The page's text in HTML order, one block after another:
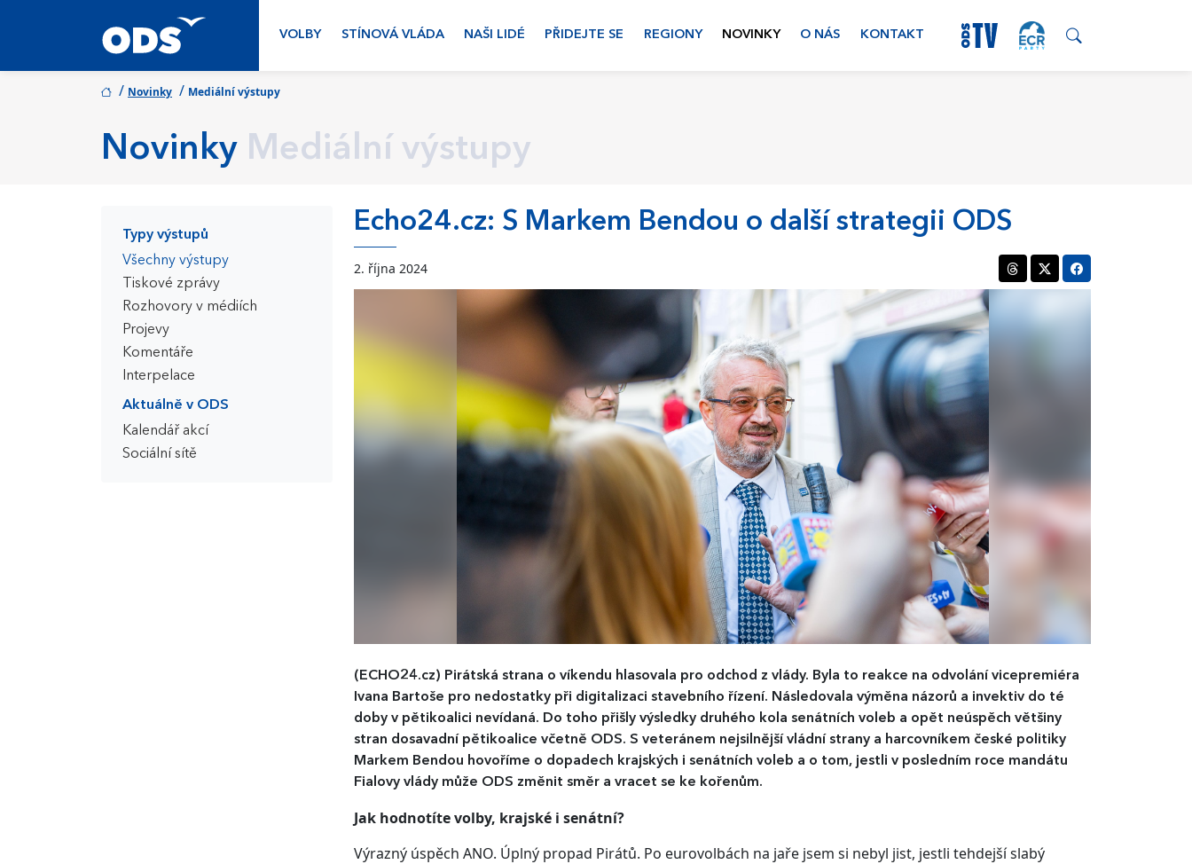
VOLBY STÍNOVÁ VLÁDA NAŠI LIDÉ PŘIDEJTE SE REGIONY NOVINKY O NÁS KONTAKT
/ Novinky / Mediální výstupy
Novinky Mediální výstupy
Typy výstupů
Všechny výstupy
Tiskové zprávy
Rozhovory v médiích
Projevy
Komentáře
Interpelace
Aktuálně v ODS
Kalendář akcí
Sociální sítě
Echo24.cz: S Markem Bendou o další strategii ODS
2. října 2024
(ECHO24.cz) Pirátská strana o víkendu hlasovala pro odchod z vlády. Byla to reakce na odvolání vicepremiéra
Ivana Bartoše pro nedostatky při digitalizaci stavebního řízení. Následovala výměna názorů a invektiv do té
doby v pětikoalici nevídaná. Do toho přišly výsledky druhého kola senátních voleb a opět neúspěch většiny
stran dosavadní pětikoalice včetně ODS. S veteránem nejsilnější vládní strany a harcovníkem české politiky
Markem Bendou hovoříme o dopadech krajských i senátních voleb a o tom, jestli v posledním roce mandátu
Fialovy vlády může ODS změnit směr a vracet se ke kořenům.
Jak hodnotíte volby, krajské i senátní?
Výrazný úspěch ANO. Úplný propad Pirátů. Po eurovolbách na jaře jsem si nebyl jist, jestli tehdejší slabý